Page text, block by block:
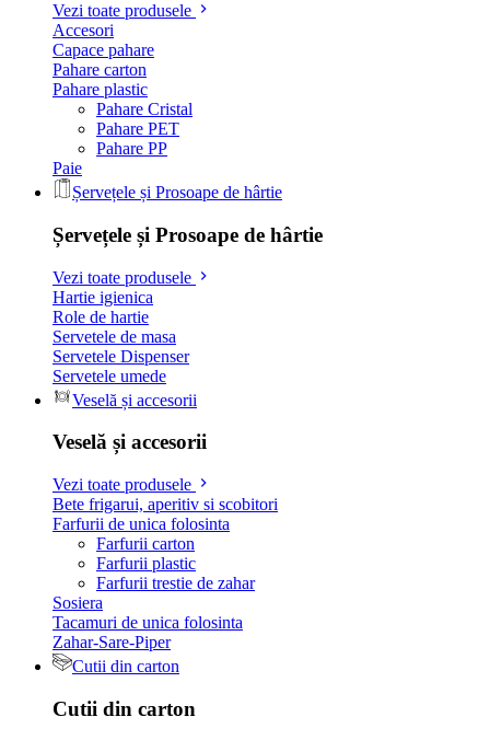
Vezi toate produsele
Accesori
Capace pahare
Pahare carton
Pahare plastic
Pahare Cristal
Pahare PET
Pahare PP
Paie
Șervețele și Prosoape de hârtie
Șervețele și Prosoape de hârtie
Vezi toate produsele
Hartie igienica
Role de hartie
Servetele de masa
Servetele Dispenser
Servetele umede
Veselă și accesorii
Veselă și accesorii
Vezi toate produsele
Bete frigarui, aperitiv si scobitori
Farfurii de unica folosinta
Farfurii carton
Farfurii plastic
Farfurii trestie de zahar
Sosiera
Tacamuri de unica folosinta
Zahar-Sare-Piper
Cutii din carton
Cutii din carton